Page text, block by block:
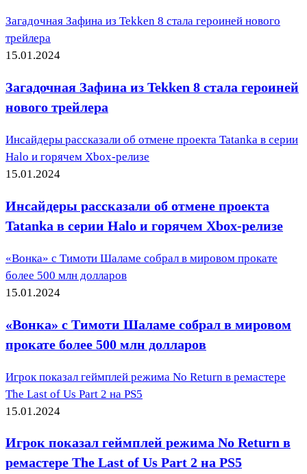
Загадочная Зафина из Tekken 8 стала героиней нового
трейлера
15.01.2024
Загадочная Зафина из Tekken 8 стала героиней
нового трейлера
Инсайдеры рассказали об отмене проекта Tatanka в серии
Halo и горячем Xbox-релизе
15.01.2024
Инсайдеры рассказали об отмене проекта
Tatanka в серии Halo и горячем Xbox-релизе
«Вонка» с Тимоти Шаламе собрал в мировом прокате
более 500 млн долларов
15.01.2024
«Вонка» с Тимоти Шаламе собрал в мировом
прокате более 500 млн долларов
Игрок показал геймплей режима No Return в ремастере
The Last of Us Part 2 на PS5
15.01.2024
Игрок показал геймплей режима No Return в
ремастере The Last of Us Part 2 на PS5